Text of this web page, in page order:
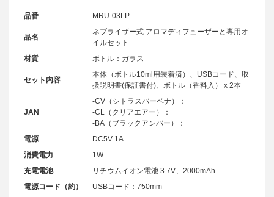
品番 MRU-03LP
品名
ネブライザー式 アロマディフューザーと専用オ
イルセット
材質
ボトル：ガラス
セット内容
本体（ボトル10ml用装着済）、USBコード、取
扱説明書(保証書付)、ボトル（香料入） x 2本
JAN
-CV（シトラスバーベナ）：
-CL（クリアエアー）：
-BA（ブラックアンバー）：
電源
DC5V 1A
消費電力
1W
充電電池
リチウムイオン電池 3.7V、2000mAh
電源コード（約）
USBコード：750mm